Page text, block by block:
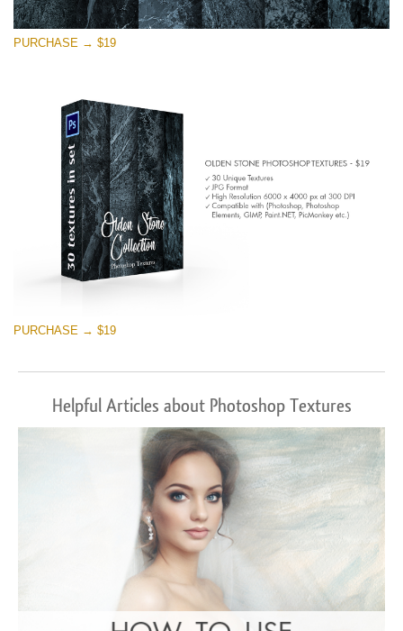
Ücretsiz indirin
PURCHASE → $19
PURCHASE → $19
Helpful Articles about Photoshop Textures